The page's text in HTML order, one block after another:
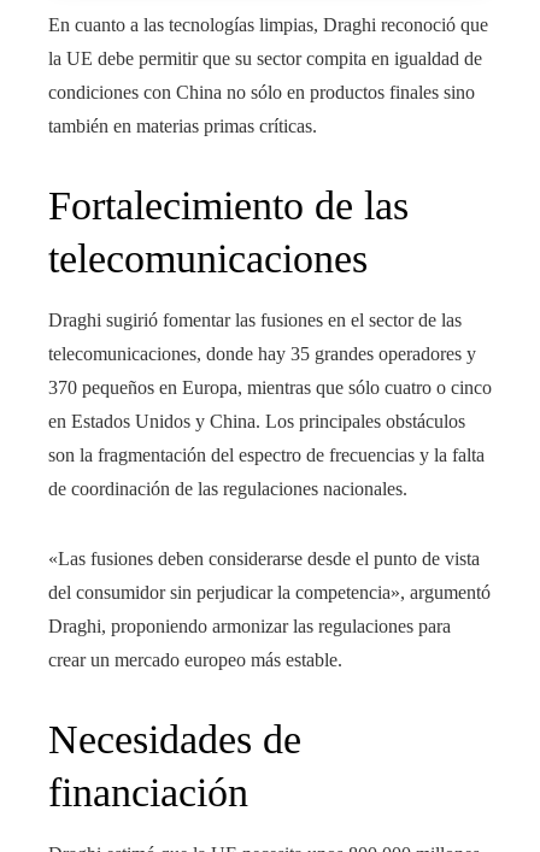
En cuanto a las tecnologías limpias, Draghi reconoció que
la UE debe permitir que su sector compita en igualdad de
condiciones con China no sólo en productos finales sino
también en materias primas críticas.
Fortalecimiento de las
telecomunicaciones
Draghi sugirió fomentar las fusiones en el sector de las
telecomunicaciones, donde hay 35 grandes operadores y
370 pequeños en Europa, mientras que sólo cuatro o cinco
en Estados Unidos y China. Los principales obstáculos
son la fragmentación del espectro de frecuencias y la falta
de coordinación de las regulaciones nacionales.
«Las fusiones deben considerarse desde el punto de vista
del consumidor sin perjudicar la competencia», argumentó
Draghi, proponiendo armonizar las regulaciones para
crear un mercado europeo más estable.
Necesidades de
financiación